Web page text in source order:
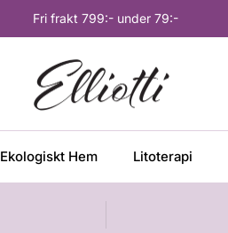
Fri frakt 799:- under 79:-
Ekologiskt Hem Litoterapi